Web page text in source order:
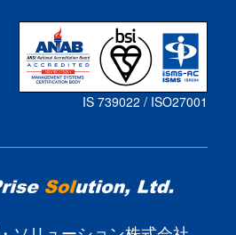
IS 739022 / ISO27001